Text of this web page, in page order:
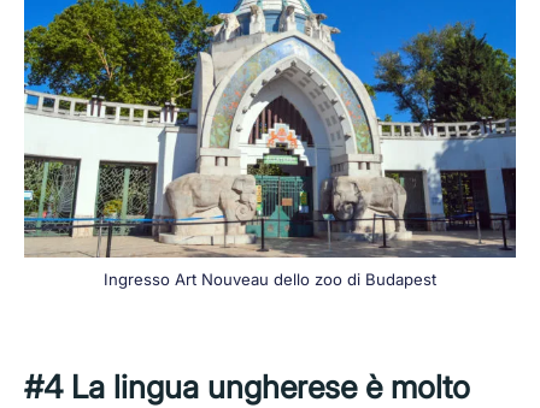
Ingresso Art Nouveau dello zoo di Budapest
#4 La lingua ungherese è molto